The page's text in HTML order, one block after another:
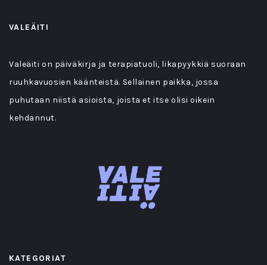
VALEÄITI
Valeäiti on päiväkirja ja terapiatuoli, likapyykkiä suoraan
ruuhkavuosien käänteistä. Sellainen paikka, jossa
puhutaan niistä asioista, joista et itse olisi oikein
kehdannut.
KATEGORIAT